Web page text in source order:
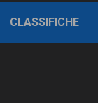
CLASSIFICHE